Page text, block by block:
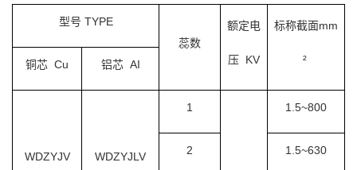
型号 TYPE
蕊数
额定电
压 KV
标称截面mm
²
铜芯 Cu 铝芯 AI
WDZYJV WDZYJLV
1 1.5~800
2 1.5~630